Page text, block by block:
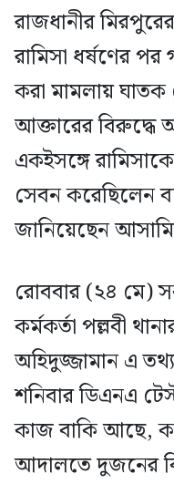
রাজধানীর
রামিসা ধর্ষণের
করা মামলায় ঘাতক
আক্তারের বিরুদ্ধে
একইসঙ্গে
সেবন করেছিলেন
জানিয়েছেন
রোববার (২৪ মে)
কর্মকর্তা পল্লবী
অহিদুজ্জামান এ
শনিবার ডিএনএ
কাজ বাকি আছে,
আদালতে দুজনের